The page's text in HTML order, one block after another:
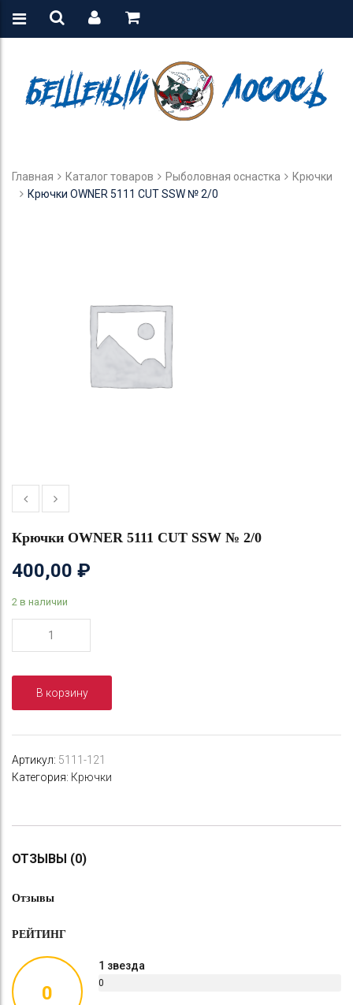
Главная Каталог товаров Рыболовная оснастка
Крючки
Крючки OWNER 5111 CUT SSW № 2/0
Крючки OWNER 5111 CUT SSW № 2/0
400,00 ₽
2 в наличии
OWNER
CUT
2/0
В корзину
Артикул: 5111-121
Категория: Крючки
ОТЗЫВЫ (0)
Отзывы
РЕЙТИНГ
0
1 звезда
0